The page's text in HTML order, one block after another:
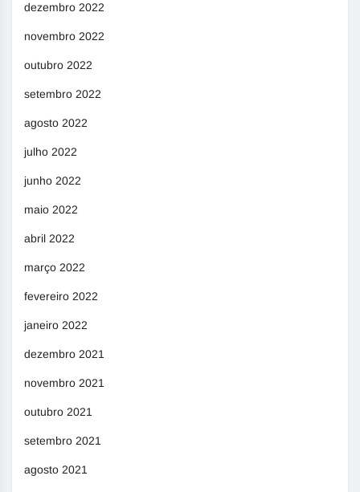
dezembro 2022
novembro 2022
outubro 2022
setembro 2022
agosto 2022
julho 2022
junho 2022
maio 2022
abril 2022
março 2022
fevereiro 2022
janeiro 2022
dezembro 2021
novembro 2021
outubro 2021
setembro 2021
agosto 2021